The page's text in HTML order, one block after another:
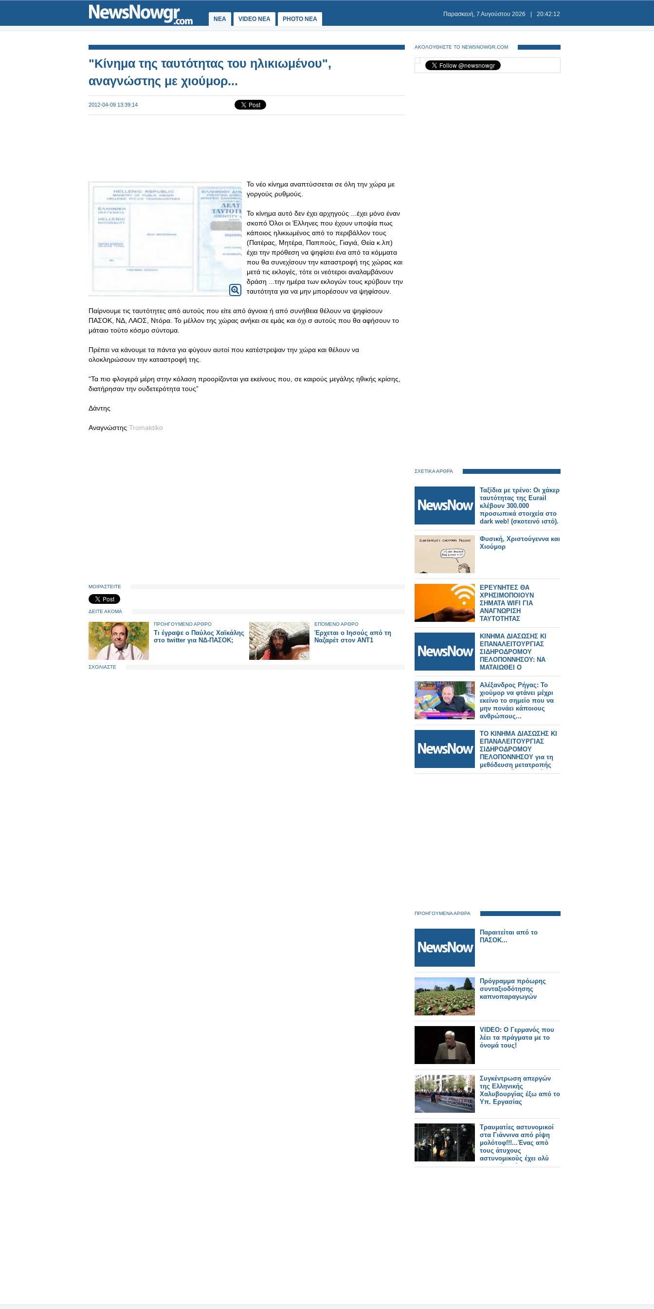
ΝΕΑ VIDEO NEA PHOTO NEA
Παρασκευή, 7 Αυγούστου 2026 20:42:12
"Κίνημα της ταυτότητας του ηλικιωμένου",
αναγνώστης με χιούμορ...
2012-04-09 13:39:14
Το νέο κίνημα αναπτύσσεται σε όλη την χώρα με
γοργούς ρυθμούς.
Το κίνημα αυτό δεν έχει αρχηγούς ...έχει μόνο έναν
σκοπό Όλοι οι Έλληνες που έχουν υποψία πως
κάποιος ηλικιωμένος από το περιβάλλον τους
(Πατέρας, Μητέρα, Παππούς, Γιαγιά, Θεία κ.λπ)
έχει την πρόθεση να ψηφίσει ένα από τα κόμματα
που θα συνεχίσουν την καταστροφή της χώρας και
μετά τις εκλογές, τότε οι νεότεροι αναλαμβάνουν
δράση ...την ημέρα των εκλογών τους κρύβουν την
ταυτότητα για να μην μπορέσουν να ψηφίσουν.
Παίρνουμε τις ταυτότητες από αυτούς που είτε από άγνοια ή από συνήθεια θέλουν να ψηφίσουν
ΠΑΣΟΚ, ΝΔ, ΛΑΟΣ, Ντόρα. Το μέλλον της χώρας ανήκει σε εμάς και όχι σ αυτούς που θα αφήσουν το
μάταιο τούτο κόσμο σύντομα.
Πρέπει να κάνουμε τα πάντα για φύγουν αυτοί που κατέστρεψαν την χώρα και θέλουν να
ολοκληρώσουν την καταστροφή της.
“Τα πιο φλογερά μέρη στην κόλαση προορίζονται για εκείνους που, σε καιρούς μεγάλης ηθικής κρίσης,
διατήρησαν την ουδετερότητα τους”
Δάντης
Αναγνώστης Tromaktiko
ΜΟΙΡΑΣΤΕΙΤΕ
ΔΕΙΤΕ ΑΚΟΜΑ
ΠΡΟΗΓΟΥΜΕΝΟ ΑΡΘΡΟ
Τι έγραψε ο Παύλος Χαϊκάλης
στο twitter για ΝΔ-ΠΑΣΟΚ;
ΕΠΟΜΕΝΟ ΑΡΘΡΟ
Έρχεται ο Ιησούς από τη
Ναζαρέτ στον ΑΝΤ1
ΣΧΟΛΙΑΣΤΕ
ΑΚΟΛΟΥΘΗΣΤΕ ΤΟ NEWSNOWGR.COM
ΣΧΕΤΙΚΑ ΑΡΘΡΑ
Ταξίδια με τρένο: Οι χάκερ
ταυτότητας της Eurail
κλέβουν 300.000
προσωπικά στοιχεία στο
dark web! (σκοτεινό ιστό).
Φυσική, Χριστούγεννα και
Χιούμορ
ΕΡΕΥΝΗΤΕΣ ΘΑ
ΧΡΗΣΙΜΟΠΟΙΟΥΝ
ΣΗΜΑΤΑ WIFI ΓΙΑ
ΑΝΑΓΝΩΡΙΣΗ
ΤΑΥΤΟΤΗΤΑΣ
ΚΙΝΗΜΑ ΔΙΑΣΩΣΗΣ ΚΙ
ΕΠΑΝΑΛΕΙΤΟΥΡΓΙΑΣ
ΣΙΔΗΡΟΔΡΟΜΟΥ
ΠΕΛΟΠΟΝΝΗΣΟΥ: ΝΑ
ΜΑΤΑΙΩΘΕΙ Ο
ΔΙΑΓΩΝΙΣΜΟΣ ΓΙΑ
ΠΟΔΗΛΟΤΟΔΡΟΜΟ
Αλέξανδρος Ρήγας: Το
χιούμορ να φτάνει μέχρι
εκείνο το σημείο που να
μην πονάει κάποιους
ανθρώπους...
ΤΟ ΚΙΝΗΜΑ ΔΙΑΣΩΣΗΣ ΚΙ
ΕΠΑΝΑΛΕΙΤΟΥΡΓΙΑΣ
ΣΙΔΗΡΟΔΡΟΜΟΥ
ΠΕΛΟΠΟΝΝΗΣΟΥ για τη
μεθόδευση μετατροπής
της μετρικής γραμμής σε
ΠΡΟΗΓΟΥΜΕΝΑ ΑΡΘΡΑ
Παραιτείται από το
ΠΑΣΟΚ...
Πρόγραμμα πρόωρης
συνταξιοδότησης
καπνοπαραγωγών
VIDEO: Ο Γερμανός που
λέει τα πράγματα με το
όνομά τους!
Συγκέντρωση απεργών
της Ελληνικής
Χαλυβουργίας έξω από το
Υπ. Εργασίας
Τραυματίες αστυνομικοί
στα Γιάννινα από ρίψη
μολότοφ!!!...Ένας από
τους άτυχους
αστυνομικούς έχει ολύ
σοβαρό πρόβλημα με